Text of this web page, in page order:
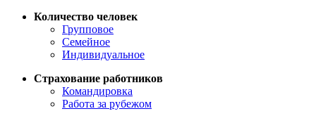
Количество человек
Групповое
Семейное
Индивидуальное
Страхование работников
Командировка
Работа за рубежом